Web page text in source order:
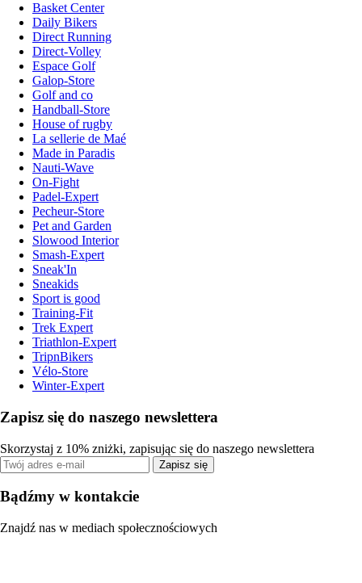
Basket Center
Daily Bikers
Direct Running
Direct-Volley
Espace Golf
Galop-Store
Golf and co
Handball-Store
House of rugby
La sellerie de Maé
Made in Paradis
Nauti-Wave
On-Fight
Padel-Expert
Pecheur-Store
Pet and Garden
Slowood Interior
Smash-Expert
Sneak'In
Sneakids
Sport is good
Training-Fit
Trek Expert
Triathlon-Expert
TripnBikers
Vélo-Store
Winter-Expert
Zapisz się do naszego newslettera
Skorzystaj z 10% zniżki, zapisując się do naszego newslettera
Zapisz się
Bądźmy w kontakcie
Znajdź nas w mediach społecznościowych